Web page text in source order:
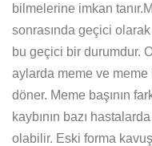
bilmelerine imkan
sonrasında geçici
bu geçici bir durumdur.
aylarda meme ve meme
döner. Meme başının
kaybının bazı
olabilir. Eski forma